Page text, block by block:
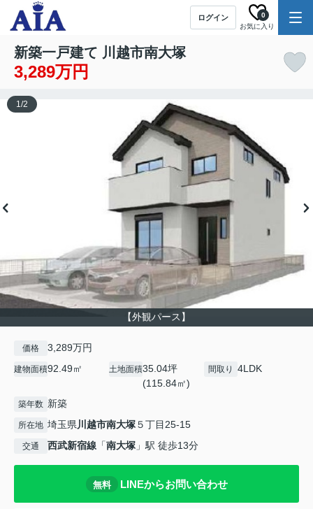
ログイン
お気に入り
0
新築一戸建て 川越市南大塚
3,289万円
【外観パース】
1/2
価格 3,289万円
建物面積92.49㎡ 土地面積35.04坪
(115.84㎡)
間取り 4LDK
築年数 新築
所在地 埼玉県川越市南大塚５丁目25-15
交通 西武新宿線 「南大塚 」駅 徒歩13分
無料 LINEからお問い合わせ